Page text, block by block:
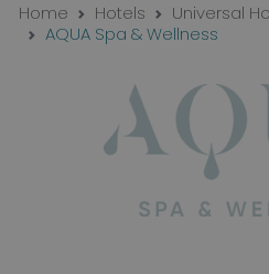
Home Hotels
Universal
AQUA Spa & Wellness